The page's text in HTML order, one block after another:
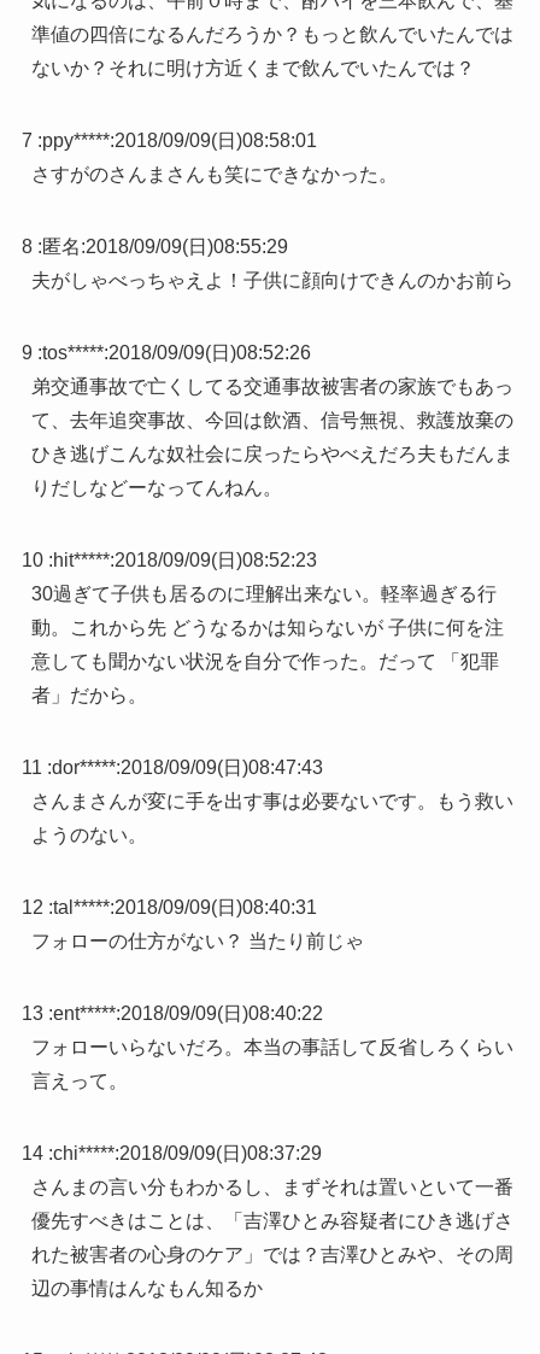
準値の四倍になるんだろうか？もっと飲んでいたんでは
ないか？それに明け方近くまで飲んでいたんでは？
7 :ppy*****:2018/09/09(日)08:58:01
さすがのさんまさんも笑にできなかった。
8 :匿名:2018/09/09(日)08:55:29
夫がしゃべっちゃえよ！子供に顔向けできんのかお前ら
9 :tos*****:2018/09/09(日)08:52:26
弟交通事故で亡くしてる交通事故被害者の家族でもあっ
て、去年追突事故、今回は飲酒、信号無視、救護放棄の
ひき逃げこんな奴社会に戻ったらやべえだろ夫もだんま
りだしなどーなってんねん。
10 :hit*****:2018/09/09(日)08:52:23
30過ぎて子供も居るのに理解出来ない。軽率過ぎる行
動。これから先 どうなるかは知らないが 子供に何を注
意しても聞かない状況を自分で作った。だって 「犯罪
者」だから。
11 :dor*****:2018/09/09(日)08:47:43
さんまさんが変に手を出す事は必要ないです。もう救い
ようのない。
12 :tal*****:2018/09/09(日)08:40:31
フォローの仕方がない？ 当たり前じゃ
13 :ent*****:2018/09/09(日)08:40:22
フォローいらないだろ。本当の事話して反省しろくらい
言えって。
14 :chi*****:2018/09/09(日)08:37:29
さんまの言い分もわかるし、まずそれは置いといて一番
優先すべきはことは、「吉澤ひとみ容疑者にひき逃げさ
れた被害者の心身のケア」では？吉澤ひとみや、その周
辺の事情はんなもん知るか